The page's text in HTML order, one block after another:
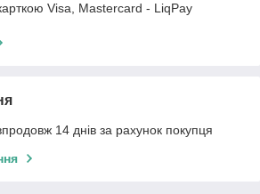
Visa, Mastercard - LiqPay
14 днів за рахунок покупця